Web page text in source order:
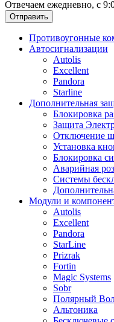
Отвечаем ежедневно, с
Отправить
Противоугонные
Автосигнализации
Autolis
Excellent
Pandora
Starline
Дополнительная
Блокировка
Защита
Отключение
Установка
Блокировка
Аварийная
Системы
Модули и
Autolis
Excellent
Pandora
StarLine
Prizrak
Fortin
Magic Systems
Sobr
Полярный
Альтоника